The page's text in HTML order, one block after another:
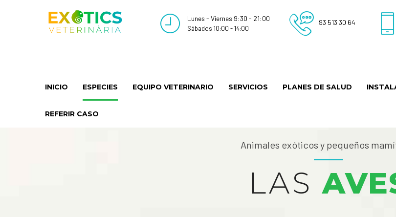
Lunes - Viernes 9:30 - 21:00
Sábados 10:00 - 14:00
93 513 30 64
INICIO ESPECIES EQUIPO VETERINARIO SERVICIOS PLANES DE SALUD
REFERIR CASO
Animales exóticos y pequeños
LAS